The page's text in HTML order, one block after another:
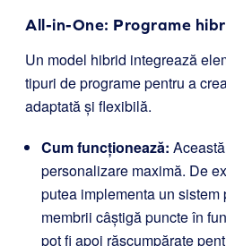
All-in-One: Programe
Un model hibrid integrează
tipuri de programe pentru a
adaptată și flexibilă.
Cum funcționează:
personalizare maximă. De
putea implementa un
membrii câștigă puncte în
pot fi apoi răscumpărate